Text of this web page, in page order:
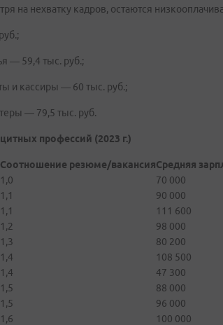
на нехватку кадров, остаются
— 59,4 тыс. руб.;
и кассиры — 60 тыс. руб.;
— 79,5 тыс. руб.
профессий (2023 г.)
Соотношение резюме/вакансияСредняя
1,0
70 000
1,1
90 000
1,1
111 600
1,2
98 000
1,3
80 200
1,4
108 500
1,4
47 300
1,5
88 000
1,5
96 000
1,6
100 000